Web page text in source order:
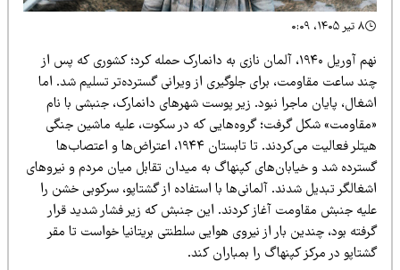
نهم آوریل ۱۹۴۰، آلمان نازی به دانمارک حمله کرد؛ کشوری که پس از
ساعت مقاومت، برای جلوگیری از ویرانی گسترده‌تر تسلیم شد. اما
پایان ماجرا نبود. زیر پوست شهرهای دانمارک، جنبشی با نام
شکل گرفت؛ گروه‌هایی که در سکوت، علیه ماشین جنگی
هیتلر فعالیت می‌کردند. تا تابستان ۱۹۴۴، اعتراض‌ها و اعتصاب‌ها
شد و خیابان‌های کپنهاگ به میدان تقابل میان مردم و نیروهای
تبدیل شدند. آلمانی‌ها با استفاده از گشتاپو، سرکوبی خشن را
جنبش مقاومت آغاز کردند. این جنبش که زیر فشار شدید قرار
بود، چندین بار از نیروی هوایی سلطنتی بریتانیا خواست تا مقر
در مرکز کپنهاگ را بمباران کند.